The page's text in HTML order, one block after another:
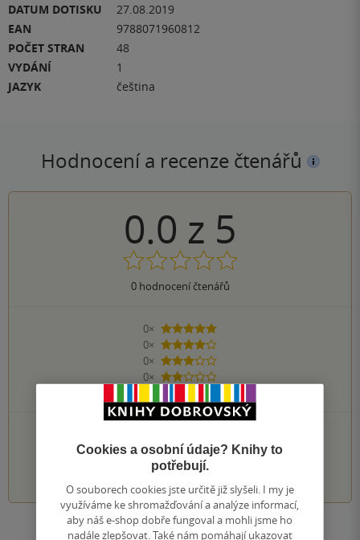
DATUM DOTISKU
27.08.2019
EAN
9788071960812
POČET STRAN
48
VYDÁNÍ
1
JAZYK
čeština
Hodnocení a recenze čtenářů
0.0 z 5
0hodnocení čtenářů
0×
5 hvězdiček
0×
4 hvězdičky
0×
3 hvězdičky
0×
2 hvězdičky
3 4 5
Zobrazit všechna hodnocení
Cookies a osobní údaje? Knihy to
potřebují.
O souborech cookies jste určitě již slyšeli. I my je
využíváme ke shromažďování a analýze informací,
aby náš e-shop dobře fungoval a mohli jsme ho
nadále zlepšovat. Také nám pomáhají ukazovat